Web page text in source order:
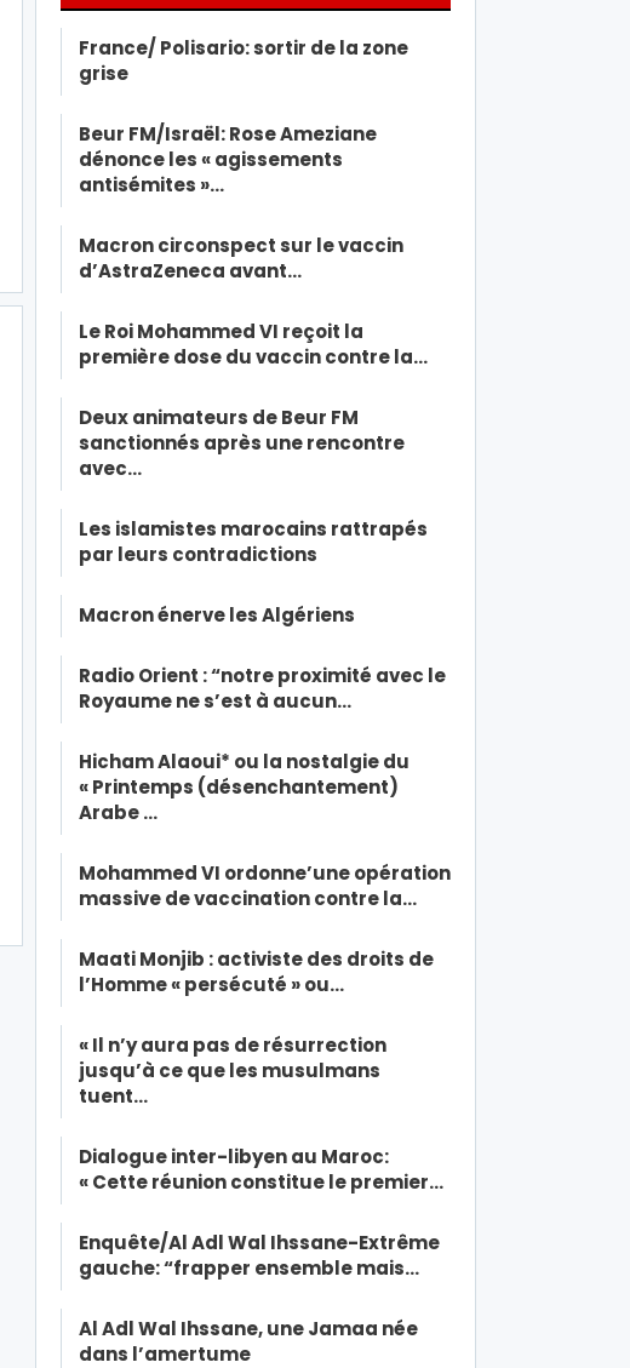
France/ Polisario: sortir de la zone
grise
Beur FM/Israël: Rose Ameziane
dénonce les « agissements
antisémites »…
Macron circonspect sur le vaccin
d’AstraZeneca avant…
Le Roi Mohammed VI reçoit la
première dose du vaccin contre la…
Deux animateurs de Beur FM
sanctionnés après une rencontre
avec…
Les islamistes marocains rattrapés
par leurs contradictions
Macron énerve les Algériens
Radio Orient : “notre proximité avec le
Royaume ne s’est à aucun…
Hicham Alaoui* ou la nostalgie du
« Printemps (désenchantement)
Arabe …
Mohammed VI ordonne’une opération
massive de vaccination contre la…
Maati Monjib : activiste des droits de
l’Homme « persécuté » ou…
« Il n’y aura pas de résurrection
jusqu’à ce que les musulmans
tuent…
Dialogue inter-libyen au Maroc:
« Cette réunion constitue le premier…
Enquête/Al Adl Wal Ihssane-Extrême
gauche: “frapper ensemble mais…
Al Adl Wal Ihssane, une Jamaa née
dans l’amertume